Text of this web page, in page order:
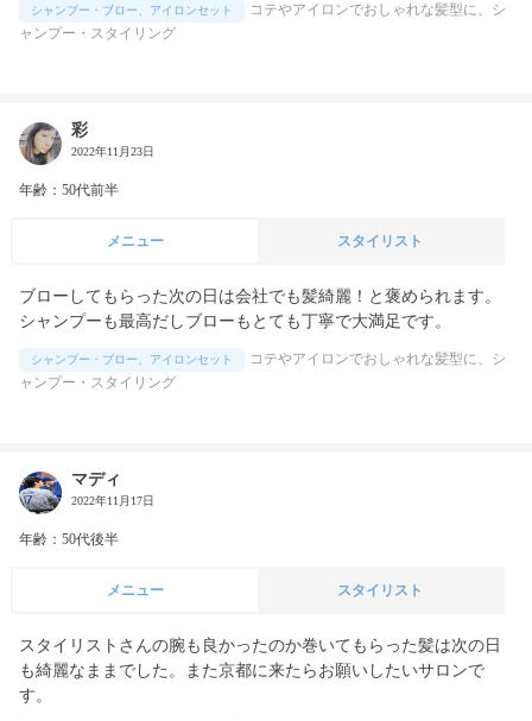
シャンプー・ブロー、アイロンセット
コテやアイロンでおしゃれな髪型に、シ
ャンプー・スタイリング
彩
2022年11月23日
年齢：50代前半
メニュー スタイリスト
ブローしてもらった次の日は会社でも髪綺麗！と褒められます。
シャンプーも最高だしブローもとても丁寧で大満足です。
シャンプー・ブロー、アイロンセット
コテやアイロンでおしゃれな髪型に、シ
ャンプー・スタイリング
マディ
2022年11月17日
年齢：50代後半
メニュー スタイリスト
スタイリストさんの腕も良かったのか巻いてもらった髪は次の日
も綺麗なままでした。また京都に来たらお願いしたいサロンで
す。